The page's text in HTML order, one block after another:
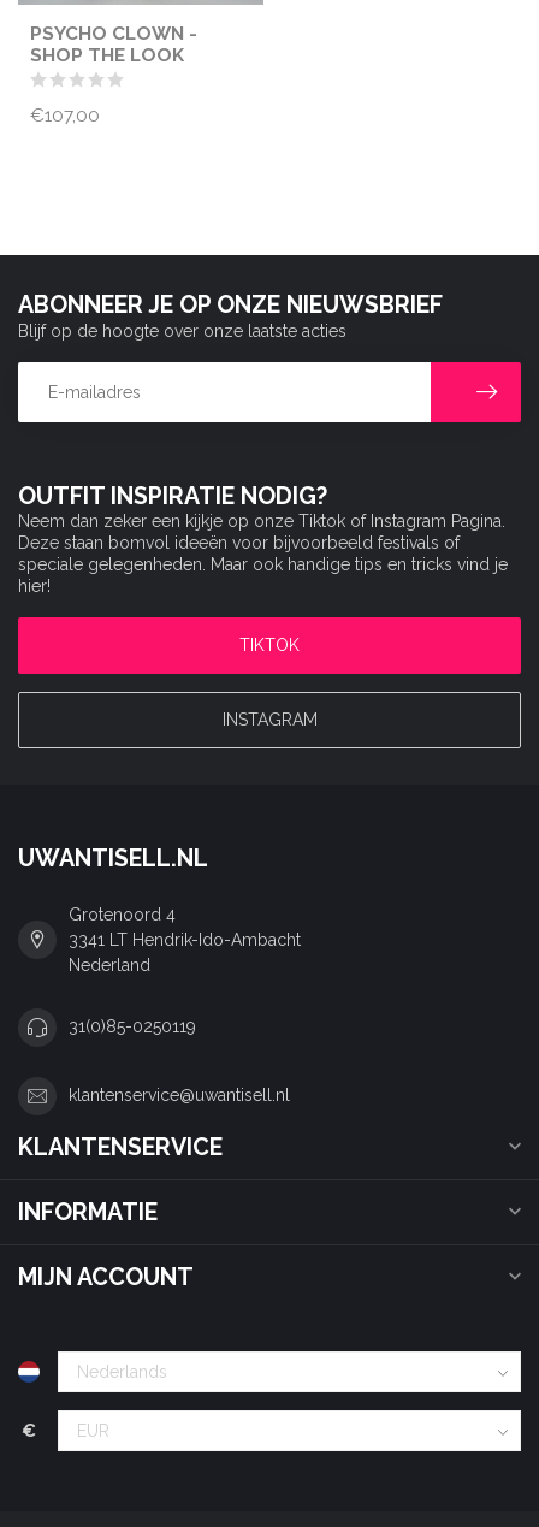
PSYCHO CLOWN -
SHOP THE LOOK
€107,00
OUTFIT INSPIRATIE NODIG?
Neem dan zeker een kijkje op onze Tiktok of Instagram Pagina.
Deze staan bomvol ideeën voor bijvoorbeeld festivals of
speciale gelegenheden. Maar ook handige tips en tricks vind je
hier!
TIKTOK
INSTAGRAM
ABONNEER JE OP ONZE NIEUWSBRIEF
Blijf op de hoogte over onze laatste acties
UWANTISELL.NL
Grotenoord 4
3341 LT Hendrik-Ido-Ambacht
Nederland
31(0)85-0250119
klantenservice@uwantisell.nl
KLANTENSERVICE
INFORMATIE
MIJN ACCOUNT
€